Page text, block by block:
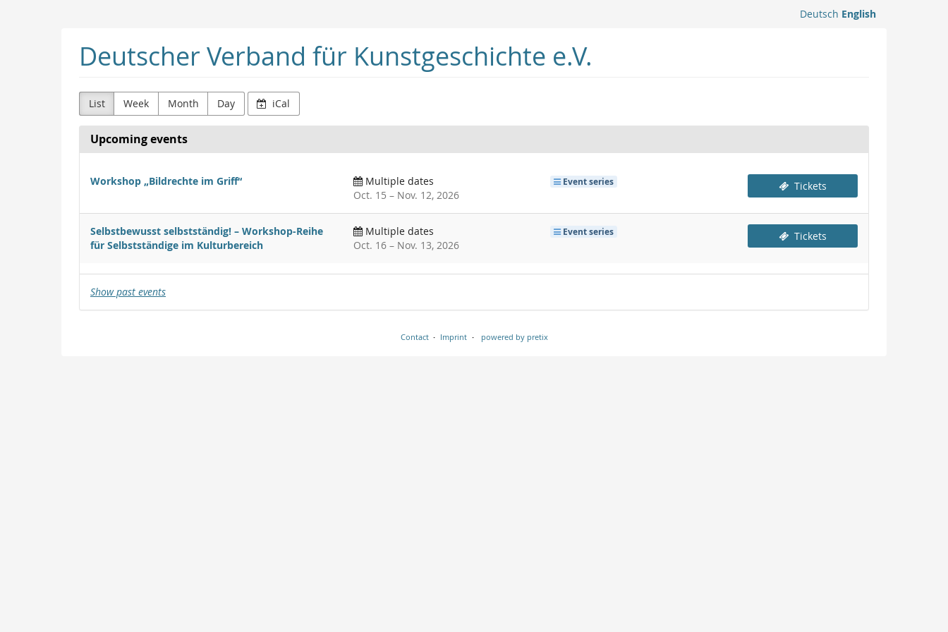
Deutsch English
Deutscher Verband für Kunstgeschichte e.V.
List Week Month Day iCal
Upcoming events
Workshop „Bildrechte im Griff“
Multiple dates
Oct. 15 –until
Nov. 12, 2026
Event series Tickets
Selbstbewusst selbstständig! – Workshop-Reihe
für Selbst­ständige im Kultur­bereich
Multiple dates
Oct. 16 –until
Nov. 13, 2026
Event series Tickets
Show past events
Contact Imprint powered by pretix